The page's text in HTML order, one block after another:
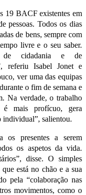
19 BACF existentes em
pessoas. Todos os dias
de bens, sempre com
livre e o seu saber.
cidadania e de
referiu Isabel Jonet e
ver uma das equipas
o fim de semana e
Na verdade, o trabalho
é mais profícuo, gera
individual”, salientou.
os presentes a serem
os aspetos da vida.
disse. O simples
está no chão e a sua
pela “colaboração nas
movimentos, como o